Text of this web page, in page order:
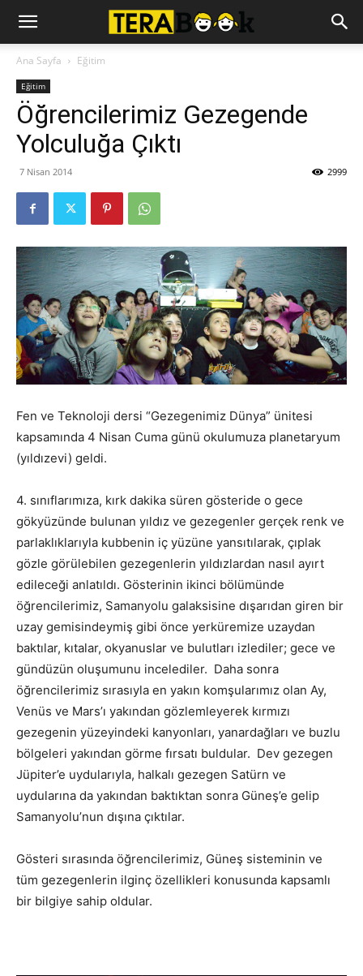
Ana Sayfa Eğitim
Eğitim
Öğrencilerimiz Gezegende
Yolculuğa Çıktı
7 Nisan 2014 2999
Fen ve Teknoloji dersi “Gezegenimiz Dünya” ünitesi
kapsamında 4 Nisan Cuma günü okulumuza planetaryum
(yıldızevi) geldi.
4. sınıflarımıza, kırk dakika süren gösteride o gece
gökyüzünde bulunan yıldız ve gezegenler gerçek renk ve
parlaklıklarıyla kubbenin iç yüzüne yansıtılarak, çıplak
gözle görülebilen gezegenlerin yıldızlardan nasıl ayırt
edileceği anlatıldı. Gösterinin ikinci bölümünde
öğrencilerimiz, Samanyolu galaksisine dışarıdan giren bir
uzay gemisindeymiş gibi önce yerküremize uzaydan
baktılar, kıtalar, okyanuslar ve bulutları izlediler; gece ve
gündüzün oluşumunu incelediler. Daha sonra
öğrencilerimiz sırasıyla en yakın komşularımız olan Ay,
Venüs ve Mars’ı yakından gözlemleyerek kırmızı
gezegenin yüzeyindeki kanyonları, yanardağları ve buzlu
bölgeleri yakından görme fırsatı buldular. Dev gezegen
Jüpiter’e uydularıyla, halkalı gezegen Satürn ve
uydularına da yakından baktıktan sonra Güneş’e gelip
Samanyolu’nun dışına çıktılar.
Gösteri sırasında öğrencilerimiz, Güneş sisteminin ve
tüm gezegenlerin ilginç özellikleri konusunda kapsamlı
bir bilgiye sahip oldular.